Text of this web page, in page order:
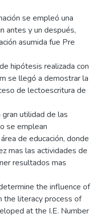
se empleó una
antes y un después,
asumida fue Pre
hipótesis realizada con
se llegó a demostrar la
de lectoescritura de
utilidad de las
se emplean
de educación, donde
mas las actividades de
resultados mas
the influence of
the literacy process of
at the I.E. Number